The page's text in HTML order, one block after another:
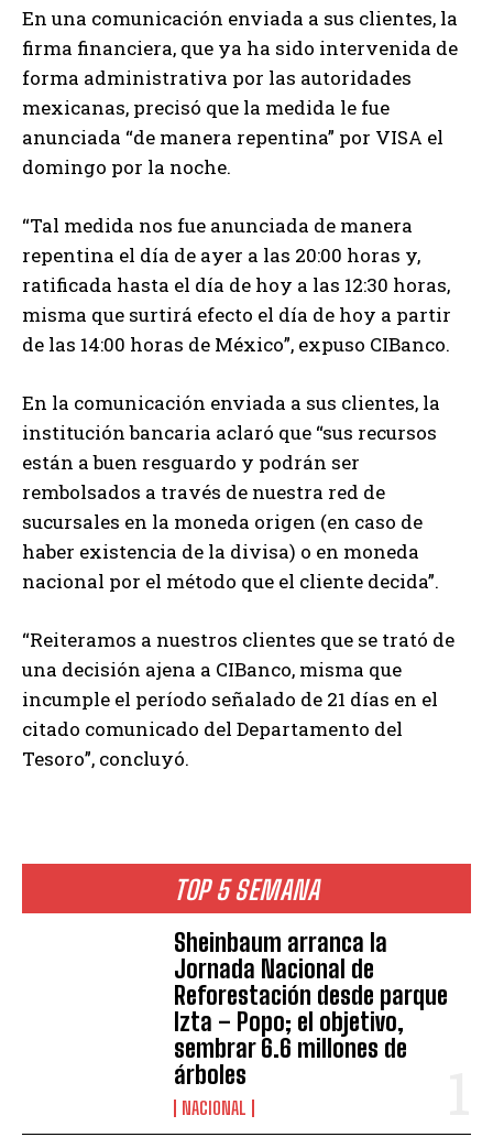
TOP 5 SEMANA
Sheinbaum arranca la
Jornada Nacional de
Reforestación desde parque
Izta – Popo; el objetivo,
sembrar 6.6 millones de
árboles
NACIONAL
En una comunicación enviada a sus clientes, la
firma financiera, que ya ha sido intervenida de
forma administrativa por las autoridades
mexicanas, precisó que la medida le fue
anunciada “de manera repentina” por VISA el
domingo por la noche.
“Tal medida nos fue anunciada de manera
repentina el día de ayer a las 20:00 horas y,
ratificada hasta el día de hoy a las 12:30 horas,
misma que surtirá efecto el día de hoy a partir
de las 14:00 horas de México”, expuso CIBanco.
En la comunicación enviada a sus clientes, la
institución bancaria aclaró que “sus recursos
están a buen resguardo y podrán ser
rembolsados a través de nuestra red de
sucursales en la moneda origen (en caso de
haber existencia de la divisa) o en moneda
nacional por el método que el cliente decida”.
“Reiteramos a nuestros clientes que se trató de
una decisión ajena a CIBanco, misma que
incumple el período señalado de 21 días en el
citado comunicado del Departamento del
Tesoro”, concluyó.